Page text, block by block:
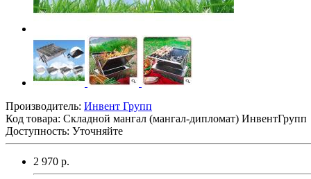
Производитель: Инвент Групп
Код товара: Складной мангал (мангал-дипломат) ИнвентГрупп
Доступность: Уточняйте
2 970 р.